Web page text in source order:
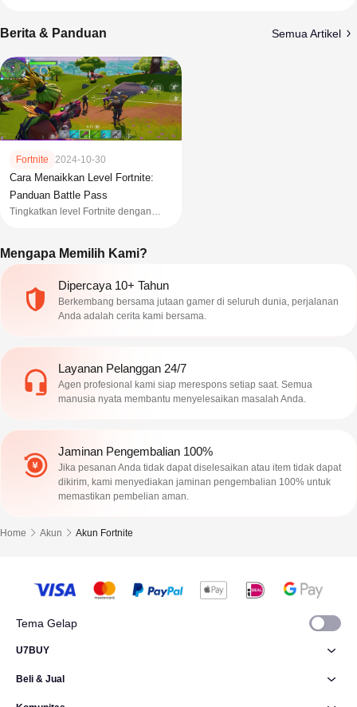
Berita & Panduan Semua Artikel
Fortnite 2024-10-30
Cara Menaikkan Level Fortnite:
Panduan Battle Pass
Tingkatkan level Fortnite dengan
mode, dan cara farming XP. Top up
Fortnite U7BUY.
Mengapa Memilih Kami?
Dipercaya 10+ Tahun
Berkembang bersama jutaan gamer di seluruh dunia, perjalanan
Anda adalah cerita kami bersama.
Layanan Pelanggan 24/7
Agen profesional kami siap merespons setiap saat. Semua
manusia nyata membantu menyelesaikan masalah Anda.
Jaminan Pengembalian 100%
Jika pesanan Anda tidak dapat diselesaikan atau item tidak dapat
dikirim, kami menyediakan jaminan pengembalian 100% untuk
memastikan pembelian aman.
Home Akun Akun Fortnite
Tema Gelap
U7BUY
Beli & Jual